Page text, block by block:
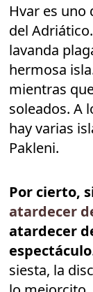
Hvar es uno
del
lavanda
hermosa
mientras
soleados. A
hay varias
Pakleni.
Por cierto,
atardecer
atardecer
espectáculo
siesta, la